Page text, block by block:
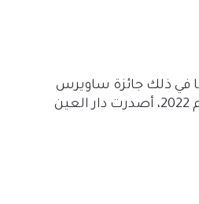
في ذلك جائزة ساويرس
الثقافية. صدرت روايته "أنثى موازية" في عام 2017، وفي عام 2022، أصدرت دار العين